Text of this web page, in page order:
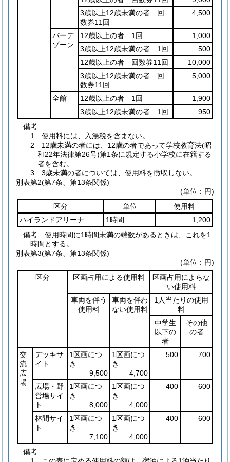
3歳以上12歳未満の者 回
数券11回
4,500
バーデ
ゾーン
12歳以上の者 1回
1,000
3歳以上12歳未満の者 1回
500
12歳以上の者 回数券11回
10,000
3歳以上12歳未満の者 回
数券11回
5,000
全館 12歳以上の者 1回
1,900
3歳以上12歳未満の者 1回
950
備考
1 使用料には、入湯税を含まない。
2 12歳未満の者には、12歳の者であって学校教育法(昭
和22年法律第26号)第1条に規定する小学校に在籍する
者を含む。
3 3歳未満の者については、使用料を徴収しない。
別表第2(第7条、第13条関係)
(単位：円)
区分
単位
使用料
ハイランドアリーナ
1時間
1,200
備考 使用時間に1時間未満の端数があるときは、これを1
時間とする。
別表第3(第7条、第13条関係)
(単位：円)
区分
区画占用による使用料
区画占用によらな
い使用料
車両を伴う
使用料
車両を伴わ
ない使用料
1人当たりの使用
料
中学生
以下の
者
その他
の者
交
流
広
場
デッキサ
イト
1区画につ
き
9,500
1区画につ
き
4,700
500 700
広場・野
営場サイ
ト
1区画につ
き
8,000
1区画につ
き
4,000
400 600
林間サイ
ト
1区画につ
き
7,100
1区画につ
き
4,000
400 600
備考